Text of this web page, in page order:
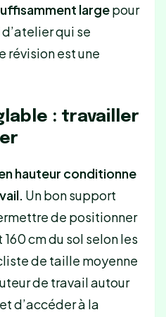
largepour
qui se
révision est une
: travailler
hauteur conditionne
Un bon support
de positionner
cm du sol selon les
de taille moyenne
de travail autour
d’accéder à la